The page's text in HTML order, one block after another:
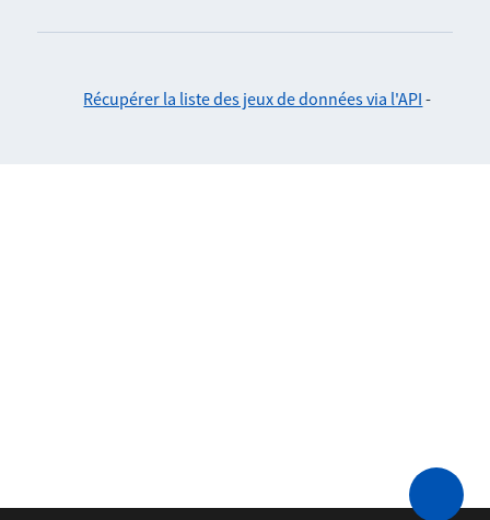
Récupérer la liste des jeux de données via l'API -